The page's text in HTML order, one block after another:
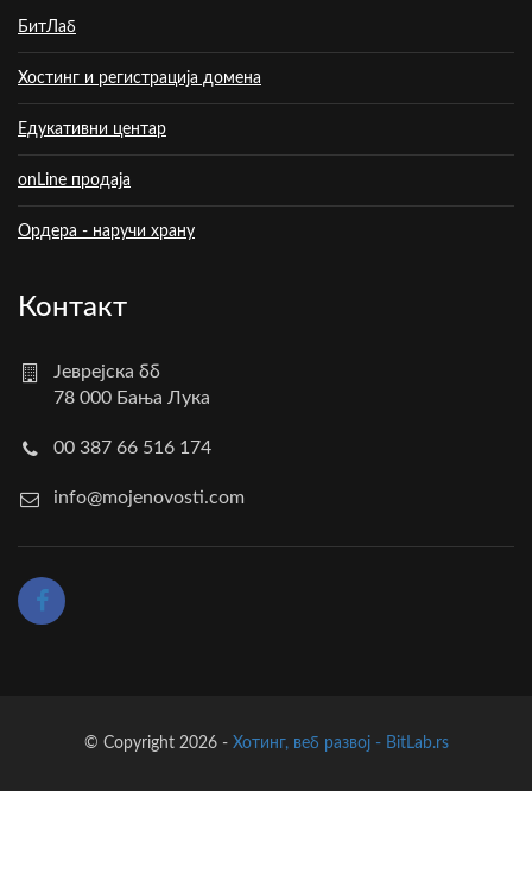
БитЛаб
Хостинг и регистрација домена
Едукативни центар
onLine продаја
Ордера - наручи храну
Контакт
Јеврејска бб
78 000 Бања Лука
00 387 66 516 174
info@mojenovosti.com
© Copyright 2026 - Хотинг, веб развој - BitLab.rs